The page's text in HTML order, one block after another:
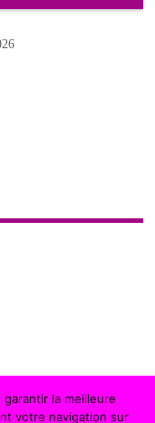
la meilleure
votre navigation sur